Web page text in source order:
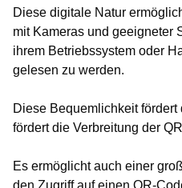
Diese digitale Natur
mit Kameras und geeigneter
ihrem Betriebssystem oder
gelesen zu werden.
Diese Bequemlichkeit
fördert die Verbreitung der
Es ermöglicht auch einer
den Zugriff auf einen QR-